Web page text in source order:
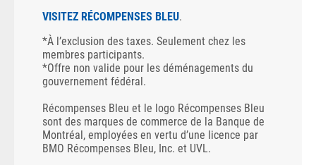
VISITEZ RÉCOMPENSES BLEU.
*À l’exclusion des taxes. Seulement chez les
membres participants.
*Offre non valide pour les déménagements du
gouvernement fédéral.
Récompenses Bleu et le logo Récompenses Bleu
sont des marques de commerce de la Banque de
Montréal, employées en vertu d’une licence par
BMO Récompenses Bleu, Inc. et UVL.